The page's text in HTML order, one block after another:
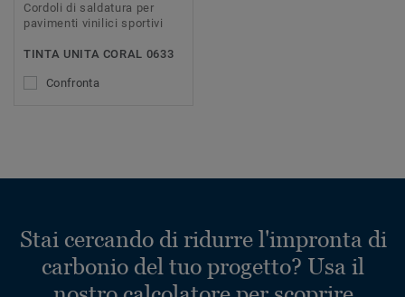
Cordoli di saldatura per
pavimenti vinilici sportivi
TINTA UNITA CORAL 0633
Confronta
Stai cercando di ridurre l'impronta di
carbonio del tuo progetto? Usa il